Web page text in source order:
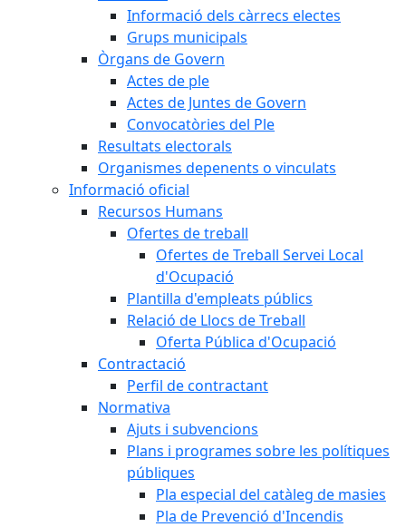
Informació dels càrrecs electes
Grups municipals
Òrgans de Govern
Actes de ple
Actes de Juntes de Govern
Convocatòries del Ple
Resultats electorals
Organismes depenents o vinculats
Informació oficial
Recursos Humans
Ofertes de treball
Ofertes de Treball Servei Local
d'Ocupació
Plantilla d'empleats públics
Relació de Llocs de Treball
Oferta Pública d'Ocupació
Contractació
Perfil de contractant
Normativa
Ajuts i subvencions
Plans i programes sobre les polítiques
públiques
Pla especial del catàleg de masies
Pla de Prevenció d'Incendis